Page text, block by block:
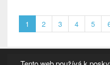
1 2 3 4 5